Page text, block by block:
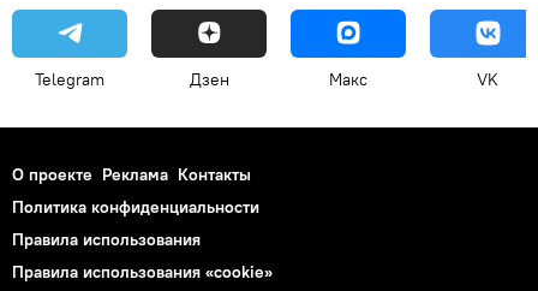
Telegram Дзен Макс VK
О проекте Реклама Контакты
Политика конфиденциальности
Правила использования
Правила использования «cookie»